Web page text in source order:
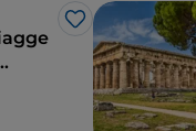
Like